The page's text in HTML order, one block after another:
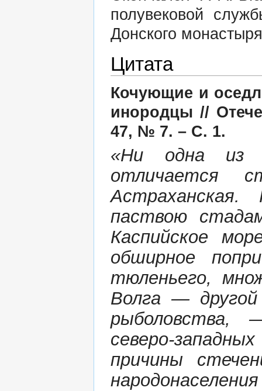
полувековой
Донского
Цитата
Кочующие и
инородцы //
47, № 7. – С. 1.
«Ни одна из
отличается
паствою
Каспийское
обширное
тюленьего,
Волга —
рыболовства,
северо-
причины